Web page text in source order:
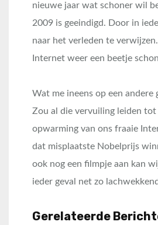
nieuwe jaar wat schoner wil
2009 is geeindigd. Door in
naar het verleden te
Internet weer een beetje
Wat me ineens op een andere
Zou al die vervuiling leiden tot
opwarming van ons fraaie
dat misplaatste Nobelprijs
ook nog een filmpje aan kan
ieder geval net zo
Gerelateerde